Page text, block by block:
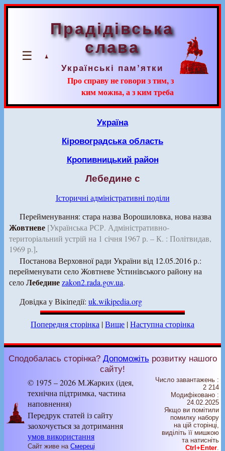
☰
Прадідівська
слава
Українські пам’ятки
Про справу не говори з тим, з
ким можна, а з ким треба
Україна
Кіровоградська область
Кропивницький район
Лебедине с
Історичні адміністративні поділи
Перейменування: стара назва Ворошиловка, нова назва
Жовтневе [Українська РСР. Адміністративно-
територіальний устрій на 1 січня 1967 р. – К. : Політвидав,
1969 р.].
Постанова Верховної ради України від 12.05.2016 р.:
перейменувати село Жовтневе Устинівського району на
селоЛебединеzakon2.rada.gov.ua.
Довідка у Вікіпедії: uk.wikipedia.org
Попередня сторінка |Вище |Наступна сторінка
Сподобалась сторінка? Допоможіть розвитку нашого
сайту!
© 1975 – 2026 М.Жарких (ідея,
технічна підтримка, частина
наповнення)
Передрук статей із сайту
заохочується за дотримання
умов використання
Сайт живе на Смереці
Число завантажень :
2 214
Модифіковано :
24.02.2025
Якщо ви помітили
помилку набору
на цiй сторiнцi,
видiлiть її мишкою
та натисніть
Ctrl+Enter.